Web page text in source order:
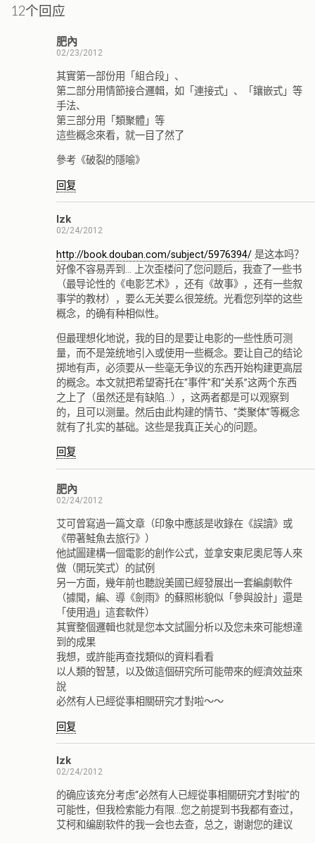
12个回应
肥內
02/23/2012
其實第一部份用「組合段」、
第二部分用情節接合邏輯，如「連接式」、「鑲嵌式」等
手法、
第三部分用「類聚體」等
這些概念來看，就一目了然了
參考《破裂的隱喻》
回复
lzk
02/24/2012
http://book.douban.com/subject/5976394/ 是这本吗？
好像不容易弄到… 上次歪楼问了您问题后，我查了一些书
（最导论性的《电影艺术》，还有《故事》，还有一些叙
事学的教材），要么无关要么很笼统。光看您列举的这些
概念，的确有种相似性。
但最理想化地说，我的目的是要让电影的一些性质可测
量，而不是笼统地引入或使用一些概念。要让自己的结论
掷地有声，必须要从一些毫无争议的东西开始构建更高层
的概念。本文就把希望寄托在“事件”和“关系”这两个东西
之上了（虽然还是有缺陷…），这两者都是可以观察到
的，且可以测量。然后由此构建的情节、“类聚体”等概念
就有了扎实的基础。这些是我真正关心的问题。
回复
肥內
02/24/2012
艾可曾寫過一篇文章（印象中應該是收錄在《誤讀》或
《帶著鮭魚去旅行》）
他試圖建構一個電影的創作公式，並拿安東尼奧尼等人來
做（開玩笑式）的試例
另一方面，幾年前也聽說美國已經發展出一套編劇軟件
（據聞，編、導《劍雨》的蘇照彬貌似「參與設計」還是
「使用過」這套軟件）
其實整個邏輯也就是您本文試圖分析以及您未來可能想達
到的成果
我想，或許能再查找類似的資料看看
以人類的智慧，以及做這個研究所可能帶來的經濟效益來
說
必然有人已經從事相關研究才對啦～～
回复
lzk
02/24/2012
的确应该充分考虑“必然有人已經從事相關研究才對啦”的
可能性，但我检索能力有限…您之前提到书我都有查过，
艾柯和编剧软件的我一会也去查，总之，谢谢您的建议